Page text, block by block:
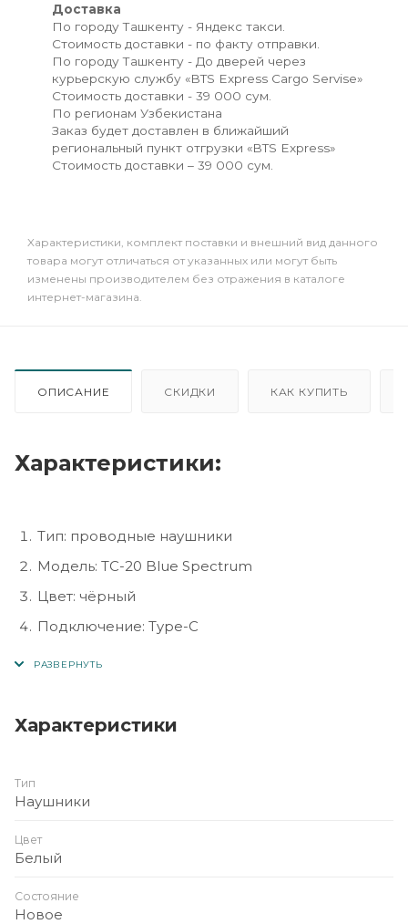
Доставка
По городу Ташкенту - Яндекс такси.
Стоимость доставки - по факту отправки.
По городу Ташкенту - До дверей через
курьерскую службу «BTS Express Cargo Servise»
Стоимость доставки - 39 000 сум.
По регионам Узбекистана
Заказ будет доставлен в ближайший
региональный пункт отгрузки «BTS Express»
Стоимость доставки – 39 000 сум.
Xарактеристики, комплект поставки и внешний вид данного
товара могут отличаться от указанных или могут быть
изменены производителем без отражения в каталоге
интернет-магазина.
ОПИСАНИЕ СКИДКИ КАК КУПИТЬ
Характеристики:
Тип: проводные наушники
Модель: TC-20 Blue Spectrum
Цвет: чёрный
Подключение: Type-C
ноутбуки с Type-C
комфортной посадки
Характеристики
Тип
Наушники
Цвет
Белый
Состояние
Новое